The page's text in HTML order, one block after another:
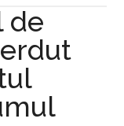
după
fost
de